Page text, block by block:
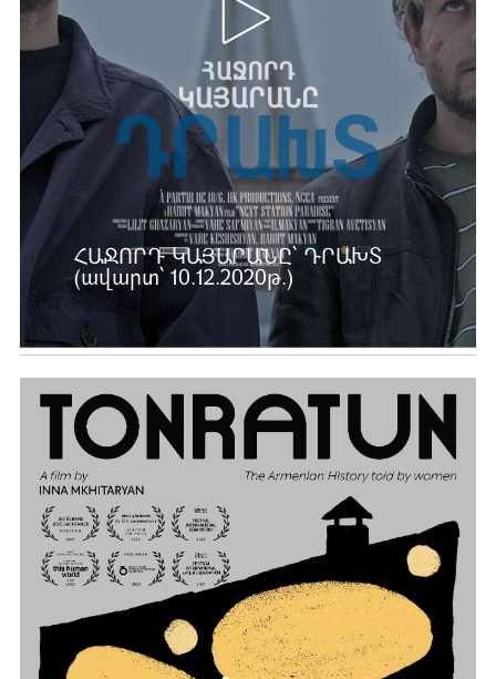
ՀԱՋՈՐԴ ԿԱՅԱՐԱՆԸ՝ ԴՐԱԽՏ
(ավարտ՝ 10.12.2020թ.)